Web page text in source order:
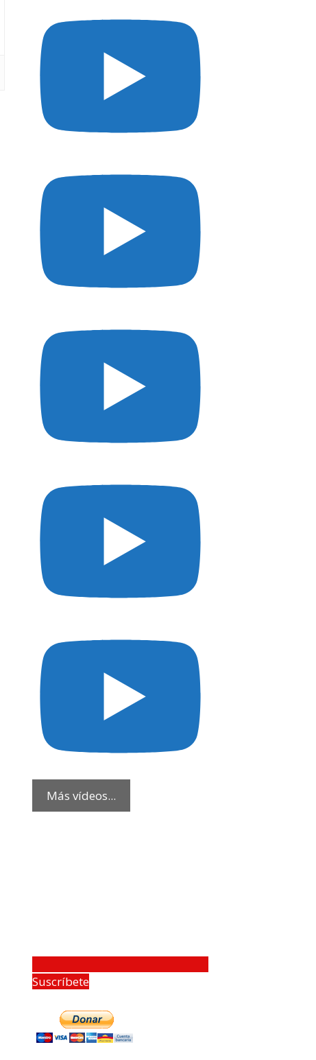
Más vídeos...
Suscríbete